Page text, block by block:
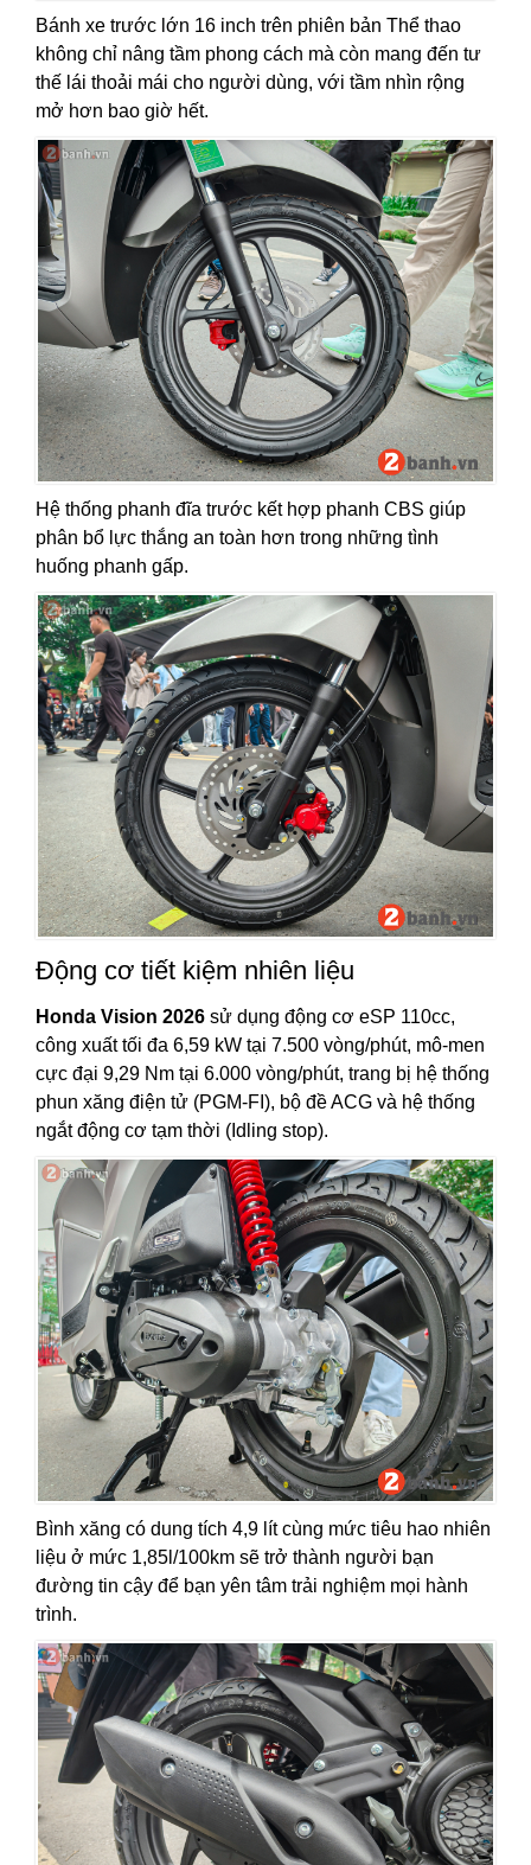
Bánh xe trước lớn 16 inch trên phiên bản Thể thao
không chỉ nâng tầm phong cách mà còn mang đến tư
thế lái thoải mái cho người dùng, với tầm nhìn rộng
mở hơn bao giờ hết.
Hệ thống phanh đĩa trước kết hợp phanh CBS giúp
phân bổ lực thắng an toàn hơn trong những tình
huống phanh gấp.
Động cơ tiết kiệm nhiên liệu
Honda Vision 2026 sử dụng động cơ eSP 110cc,
công xuất tối đa 6,59 kW tại 7.500 vòng/phút, mô-men
cực đại 9,29 Nm tại 6.000 vòng/phút, trang bị hệ thống
phun xăng điện tử (PGM-FI), bộ đề ACG và hệ thống
ngắt động cơ tạm thời (Idling stop).
Bình xăng có dung tích 4,9 lít cùng mức tiêu hao nhiên
liệu ở mức 1,85l/100km sẽ trở thành người bạn
đường tin cậy để bạn yên tâm trải nghiệm mọi hành
trình.